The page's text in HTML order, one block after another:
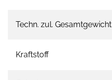
Techn. zul. Gesamtgewicht
Kraftstoff